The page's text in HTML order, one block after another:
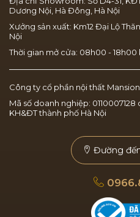
Dương Nội, Hà Đông, Hà Nội
Xưởng sản xuất: Km12 Đại Lộ
Nội
Thời gian mở cửa: 08h00 -
Công ty cổ phần nội thất Mansion
Mã số doanh nghiệp:
KH&ĐT thành phố Hà Nội
Đường